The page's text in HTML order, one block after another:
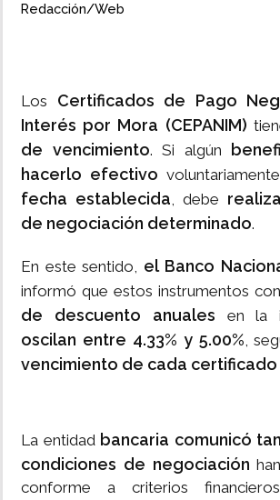
Redacción/Web
Los Certificados de Pago
Interés por Mora (CEPANIM)
de vencimiento. Si algún
hacerlo efectivo voluntariamente
fecha establecida, debe
de negociación determinado.
En este sentido, el Banco
informó que estos instrumentos
de descuento anuales en la
oscilan entre 4.33% y 5.00%,
vencimiento de cada certificado
La entidad bancaria comunicó
condiciones de negociación
conforme a criterios